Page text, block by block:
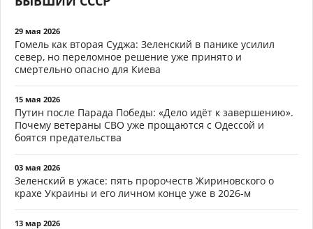
29 мая 2026
Гомель как вторая Суджа: Зеленский в панике усилил
север, но переломное решение уже принято и
смертельно опасно для Киева
15 мая 2026
Путин после Парада Победы: «Дело идёт к завершению».
Почему ветераны СВО уже прощаются с Одессой и
боятся предательства
03 мая 2026
Зеленский в ужасе: пять пророчеств Жириновского о
крахе Украины и его личном конце уже в 2026-м
13 мар 2026